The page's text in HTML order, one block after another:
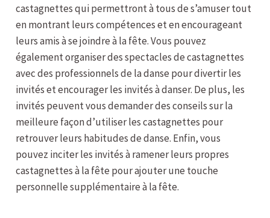
castagnettes qui permettront à tous de s’amuser tout
en montrant leurs compétences et en encourageant
leurs amis à se joindre à la fête. Vous pouvez
également organiser des spectacles de castagnettes
avec des professionnels de la danse pour divertir les
invités et encourager les invités à danser. De plus, les
invités peuvent vous demander des conseils sur la
meilleure façon d’utiliser les castagnettes pour
retrouver leurs habitudes de danse. Enfin, vous
pouvez inciter les invités à ramener leurs propres
castagnettes à la fête pour ajouter une touche
personnelle supplémentaire à la fête.